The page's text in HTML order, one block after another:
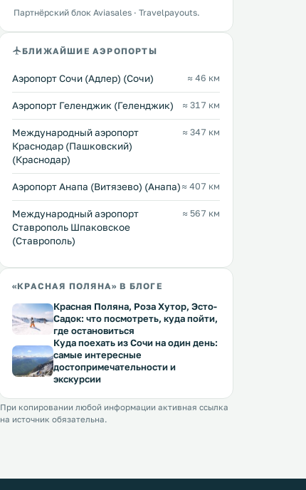
Партнёрский блок Aviasales · Travelpayouts.
БЛИЖАЙШИЕ АЭРОПОРТЫ
Аэропорт Сочи (Адлер) (Сочи) ≈ 46 км
Аэропорт Геленджик (Геленджик) ≈ 317 км
Международный аэропорт
Краснодар (Пашковский)
(Краснодар)
≈ 347 км
Аэропорт Анапа (Витязево) (Анапа) ≈ 407 км
Международный аэропорт
Ставрополь Шпаковское
(Ставрополь)
≈ 567 км
«КРАСНАЯ ПОЛЯНА» В БЛОГЕ
Красная Поляна, Роза Хутор, Эсто-
Садок: что посмотреть, куда пойти,
где остановиться
Куда поехать из Сочи на один день:
самые интересные
достопримечательности и
экскурсии
При копировании любой информации активная ссылка
на источник обязательна.